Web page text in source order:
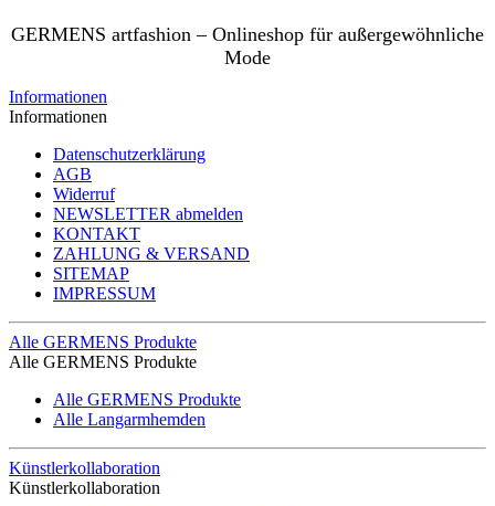
GERMENS artfashion – Onlineshop für außergewöhnliche
Mode
Informationen
Informationen
Datenschutzerklärung
AGB
Widerruf
NEWSLETTER abmelden
KONTAKT
ZAHLUNG & VERSAND
SITEMAP
IMPRESSUM
Alle GERMENS Produkte
Alle GERMENS Produkte
Alle GERMENS Produkte
Alle Langarmhemden
Künstlerkollaboration
Künstlerkollaboration